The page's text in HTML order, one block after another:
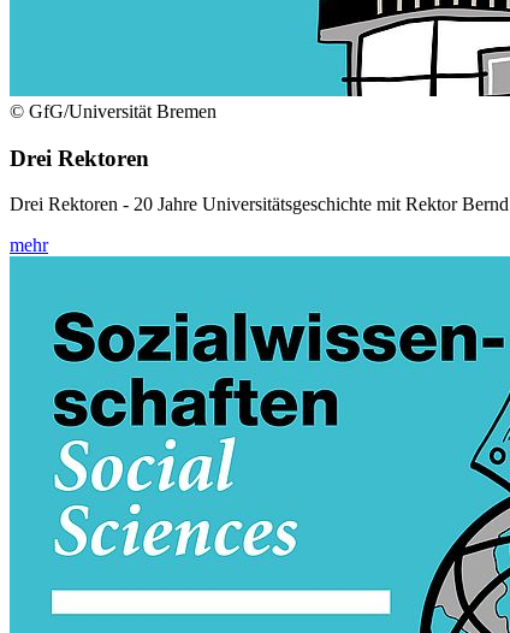
© GfG/Universität Bremen
Drei Rektoren
Drei Rektoren - 20 Jahre Universitätsgeschichte mit Rektor
mehr